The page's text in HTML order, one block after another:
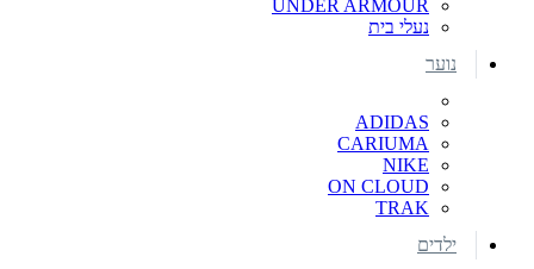
UNDER ARMOUR
נעלי בית
נוער
ADIDAS
CARIUMA
NIKE
ON CLOUD
TRAK
ילדים